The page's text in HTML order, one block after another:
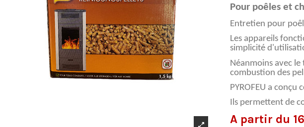
Pour poêles et
Entretien pour
Les appareils
simplicité
Néanmoins avec
combustion des
PYROFEU a
Ils permettent de
A partir du